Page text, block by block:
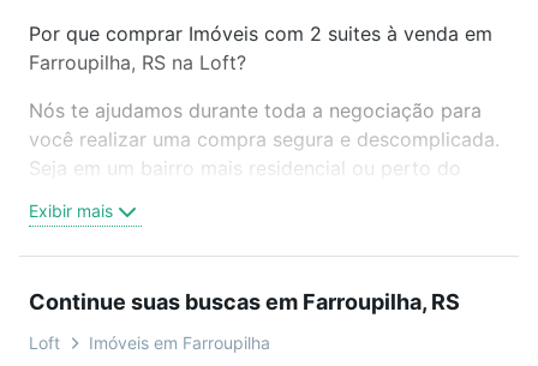
Por que comprar Imóveis com 2 suites à venda em
Farroupilha, RS na Loft?
Nós te ajudamos durante toda a negociação para
você realizar uma compra segura e descomplicada.
Seja em um bairro mais residencial ou perto do
oferta ideal de Imóveis com 2 suites à venda em
Farroupilha, RS para conquistar seu sonho. Agende
sem compromisso e você ainda conta com mais de
46 mil corretores e imobiliárias te ajudando na
Exibir mais
Continue suas buscas em Farroupilha, RS
Loft Imóveis em Farroupilha